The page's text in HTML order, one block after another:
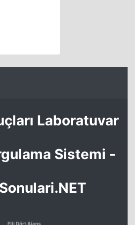
Laboratuvar
Sistemi -
Elli Dört Ajans